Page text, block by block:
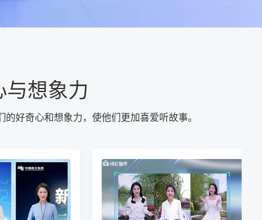
想象力
好奇心和想象力，使他们更加喜爱听故事。